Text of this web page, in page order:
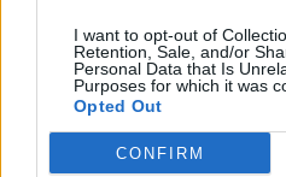
I want to opt-out of
Retention, Sale, and/or
Personal Data that Is
Purposes for which it was
Opted Out
CONFIRM